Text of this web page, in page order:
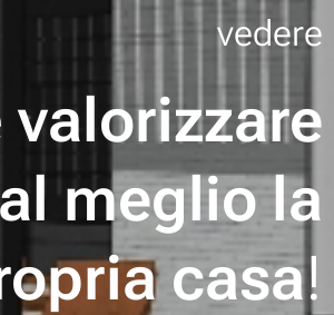
vedere
valorizzare
al meglio la
casa!